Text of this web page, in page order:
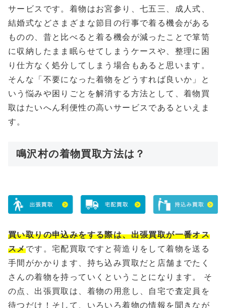
サービスです。着物はお宮参り、七五三、成人式、
結婚式などさまざまな節目の行事で着る機会がある
ものの、昔と比べると着る機会が減ったことで箪笥
に収納したまま眠らせてしまうケースや、整理に困
り仕方なく処分してしまう場合もあると思います。
そんな「不要になった着物をどうすれば良いか」と
いう悩みや困りごとを解消する方法として、着物買
取はたいへん利便性の高いサービスであるといえま
す。
鳴沢村の着物買取方法は？
買い取りの申込みをする際は、出張買取が一番オス
スメです。宅配買取ですと荷造りをして着物を送る
手間がかかります、持ち込み買取だと店舗までたく
さんの着物を持っていくということになります。 そ
の点、出張買取は、着物の用意し、自宅で査定員を
待つだけ！そして、いろいろ着物の情報を聞きなが